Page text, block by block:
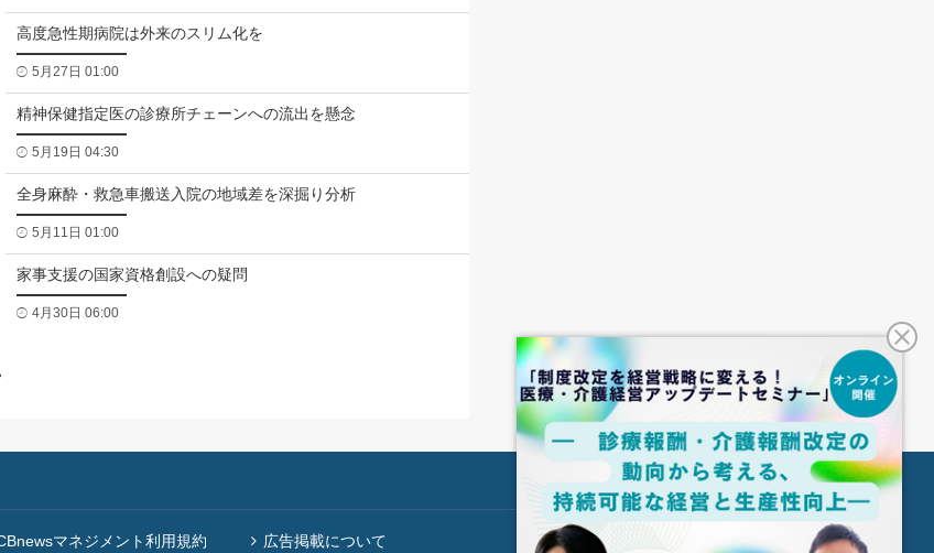
高度急性期病院は外来のスリム化を
5月27日 01:00
精神保健指定医の診療所チェーンへの流出を懸念
5月19日 04:30
全身麻酔・救急車搬送入院の地域差を深掘り分析
5月11日 01:00
家事支援の国家資格創設への疑問
4月30日 06:00
マネジメント利用規約 広告掲載について